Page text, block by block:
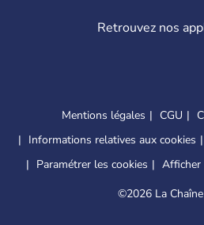
Retrouvez nos
Mentions légales CGU
Informations relatives aux cookies
Paramétrer les cookies
Afficher
©2026 La